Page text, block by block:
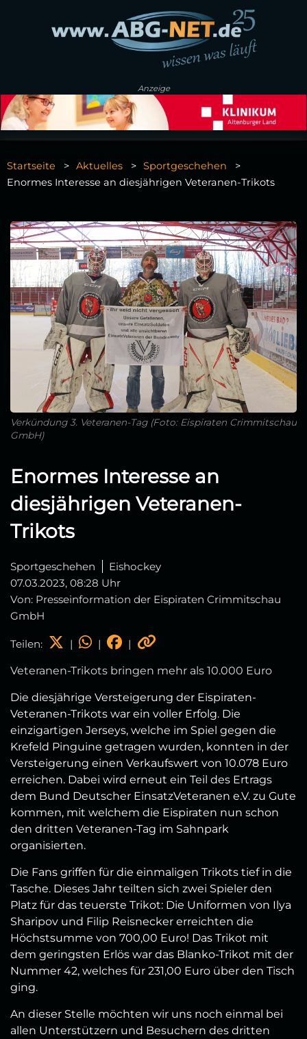
Anzeige
Startseite Aktuelles
Sportgeschehen
Enormes Interesse an diesjährigen Veteranen-Trikots
Verkündung 3. Veteranen-Tag (Foto: Eispiraten Crimmitschau
GmbH)
Enormes Interesse an
diesjährigen Veteranen-
Trikots
Sportgeschehen
Eishockey
07.03.2023, 08:28 Uhr
Von: Presseinformation der Eispiraten Crimmitschau
GmbH
Teilen: | | |
Veteranen-Trikots bringen mehr als 10.000 Euro
Die diesjährige Versteigerung der Eispiraten-
Veteranen-Trikots war ein voller Erfolg. Die
einzigartigen Jerseys, welche im Spiel gegen die
Krefeld Pinguine getragen wurden, konnten in der
Versteigerung einen Verkaufswert von 10.078 Euro
erreichen. Dabei wird erneut ein Teil des Ertrags
dem Bund Deutscher EinsatzVeteranen e.V. zu Gute
kommen, mit welchem die Eispiraten nun schon
den dritten Veteranen-Tag im Sahnpark
organisierten.
Die Fans griffen für die einmaligen Trikots tief in die
Tasche. Dieses Jahr teilten sich zwei Spieler den
Platz für das teuerste Trikot: Die Uniformen von Ilya
Sharipov und Filip Reisnecker erreichten die
Höchstsumme von 700,00 Euro! Das Trikot mit
dem geringsten Erlös war das Blanko-Trikot mit der
Nummer 42, welches für 231,00 Euro über den Tisch
ging.
An dieser Stelle möchten wir uns noch einmal bei
allen Unterstützern und Besuchern des dritten